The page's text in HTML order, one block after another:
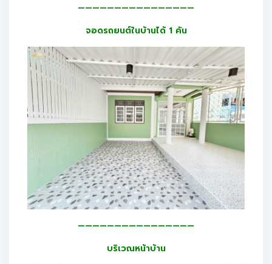
————————————————
จอดรถยนต์ในบ้านได้ 1 คัน
————————————————
บริเวณหน้าบ้าน